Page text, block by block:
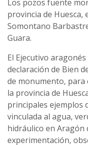
Los pozos fuente
provincia de Huesca,
Somontano
Guara.
El Ejecutivo
declaración de Bien
de monumento, para
la provincia de
principales ejemplos
vinculada al agua,
hidráulico en Aragón
experimentación,